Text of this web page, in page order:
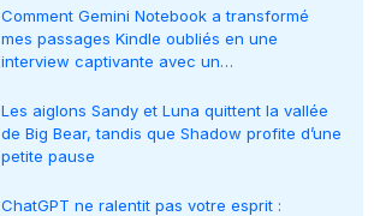
Comment Gemini Notebook a transformé
mes passages Kindle oubliés en une
interview captivante avec un…
Les aiglons Sandy et Luna quittent la vallée
de Big Bear, tandis que Shadow profite d’une
petite pause
ChatGPT ne ralentit pas votre esprit :